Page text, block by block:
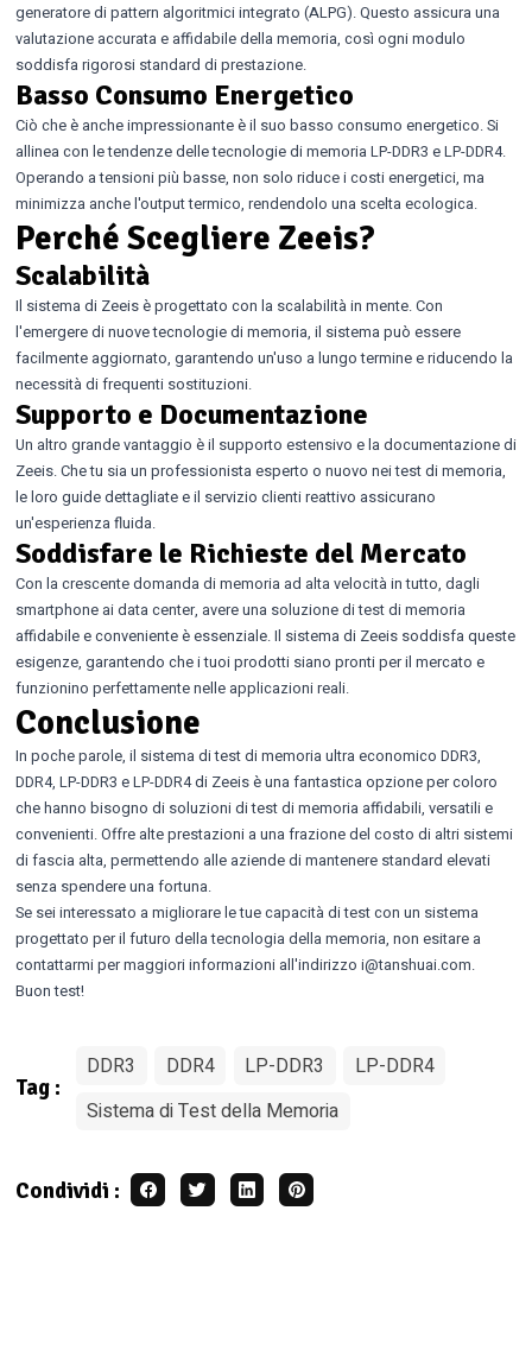
generatore di pattern algoritmici integrato (ALPG). Questo assicura una
valutazione accurata e affidabile della memoria, così ogni modulo
soddisfa rigorosi standard di prestazione.
Basso Consumo Energetico
Ciò che è anche impressionante è il suo basso consumo energetico. Si
allinea con le tendenze delle tecnologie di memoria LP-DDR3 e LP-DDR4.
Operando a tensioni più basse, non solo riduce i costi energetici, ma
minimizza anche l'output termico, rendendolo una scelta ecologica.
Perché Scegliere Zeeis?
Scalabilità
Il sistema di Zeeis è progettato con la scalabilità in mente. Con
l'emergere di nuove tecnologie di memoria, il sistema può essere
facilmente aggiornato, garantendo un'uso a lungo termine e riducendo la
necessità di frequenti sostituzioni.
Supporto e Documentazione
Un altro grande vantaggio è il supporto estensivo e la documentazione di
Zeeis. Che tu sia un professionista esperto o nuovo nei test di memoria,
le loro guide dettagliate e il servizio clienti reattivo assicurano
un'esperienza fluida.
Soddisfare le Richieste del Mercato
Con la crescente domanda di memoria ad alta velocità in tutto, dagli
smartphone ai data center, avere una soluzione di test di memoria
affidabile e conveniente è essenziale. Il sistema di Zeeis soddisfa queste
esigenze, garantendo che i tuoi prodotti siano pronti per il mercato e
funzionino perfettamente nelle applicazioni reali.
Conclusione
In poche parole, il sistema di test di memoria ultra economico DDR3,
DDR4, LP-DDR3 e LP-DDR4 di Zeeis è una fantastica opzione per coloro
che hanno bisogno di soluzioni di test di memoria affidabili, versatili e
convenienti. Offre alte prestazioni a una frazione del costo di altri sistemi
di fascia alta, permettendo alle aziende di mantenere standard elevati
senza spendere una fortuna.
Se sei interessato a migliorare le tue capacità di test con un sistema
progettato per il futuro della tecnologia della memoria, non esitare a
contattarmi per maggiori informazioni all'indirizzo i@tanshuai.com.
Buon test!
Tag:
DDR3 DDR4 LP-DDR3
LP-DDR4
Sistema di Test della Memoria
Condividi :